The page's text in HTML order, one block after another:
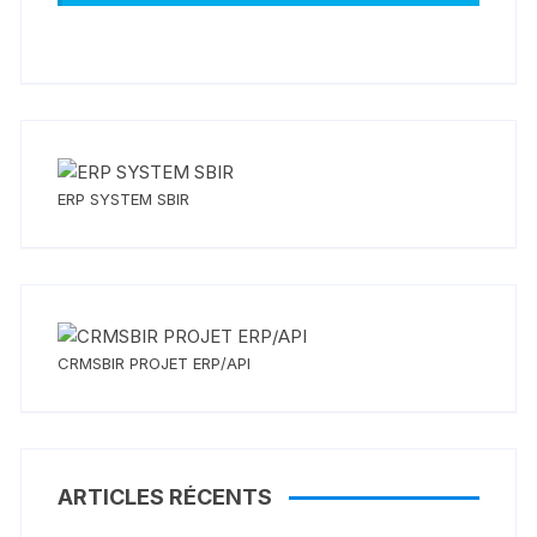
ERP SYSTEM SBIR
CRMSBIR PROJET ERP/API
ARTICLES RÉCENTS